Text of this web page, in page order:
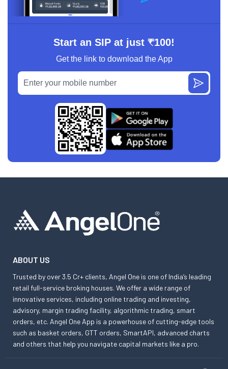
Start an SIP at just ₹100!
Get the link to download the App
ABOUT US
Trusted by over 3.5 Cr+ clients, Angel One is one of India’s leading
retail full-service broking houses. We offer a wide range of
innovative services, including online trading and investing,
advisory, margin trading facility, algorithmic trading, smart
orders, etc. Angel One App is a powerhouse of cutting-edge tools
such as basket orders, GTT orders, SmartAPI, advanced charts
and others that help you navigate capital markets like a pro.